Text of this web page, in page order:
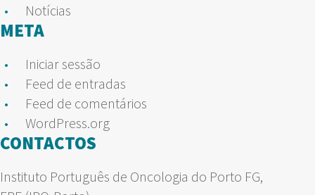
Notícias
META
Iniciar sessão
Feed de entradas
Feed de comentários
WordPress.org
CONTACTOS
Instituto Português de Oncologia do Porto FG,